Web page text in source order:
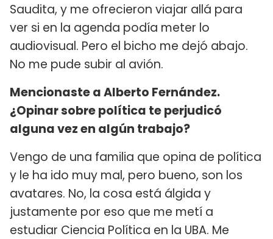
Saudita, y me ofrecieron viajar allá para
ver si en la agenda podía meter lo
audiovisual. Pero el bicho me dejó abajo.
No me pude subir al avión.
Mencionaste a Alberto Fernández.
¿Opinar sobre política te perjudicó
alguna vez en algún trabajo?
Vengo de una familia que opina de política
y le ha ido muy mal, pero bueno, son los
avatares. No, la cosa está álgida y
justamente por eso que me metí a
estudiar Ciencia Política en la UBA. Me